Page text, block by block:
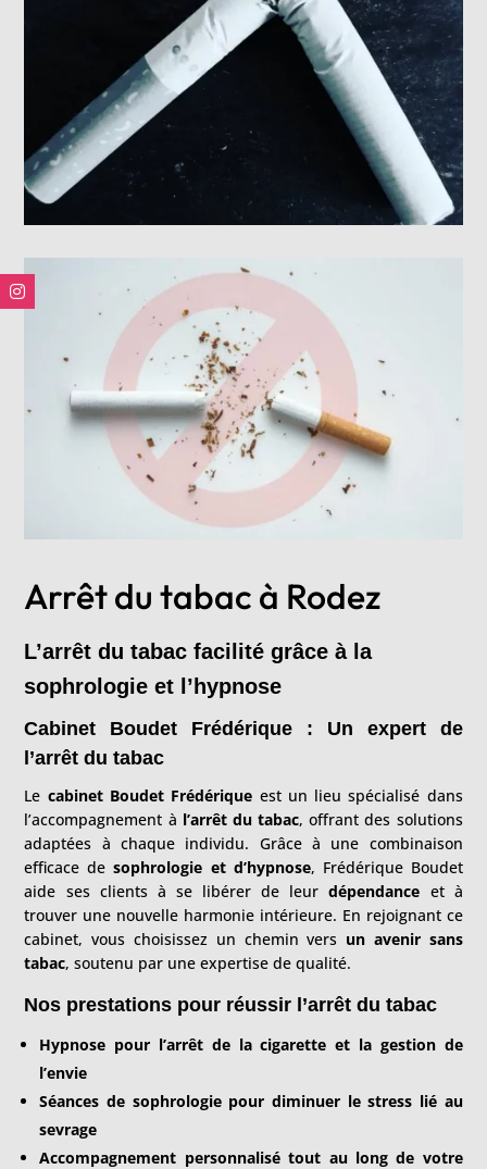
Arrêt du tabac à Rodez
L’arrêt du tabac facilité grâce à la
sophrologie et l’hypnose
Cabinet Boudet Frédérique : Un expert de
l’arrêt du tabac
Le cabinet Boudet Frédérique est un lieu spécialisé dans
l’accompagnement à l’arrêt du tabac, offrant des solutions
adaptées à chaque individu. Grâce à une combinaison
efficace de sophrologie et d’hypnose, Frédérique Boudet
aide ses clients à se libérer de leur dépendance et à
trouver une nouvelle harmonie intérieure. En rejoignant ce
cabinet, vous choisissez un chemin vers un avenir sans
tabac, soutenu par une expertise de qualité.
Nos prestations pour réussir l’arrêt du tabac
Hypnose pour l’arrêt de la cigarette et la gestion de
l’envie
Séances de sophrologie pour diminuer le stress lié au
sevrage
Accompagnement personnalisé tout au long de votre